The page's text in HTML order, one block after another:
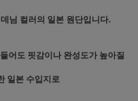
님 컬러의 일본 원단입니다.
어도 핏감이나 완성도가 높아질
일본 수입지로